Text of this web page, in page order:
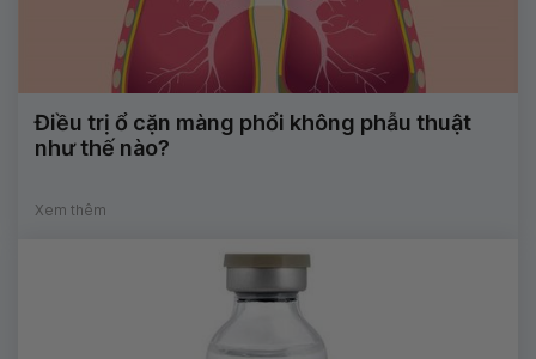
Điều trị ổ cặn màng phổi không phẫu thuật
như thế nào?
Xem thêm